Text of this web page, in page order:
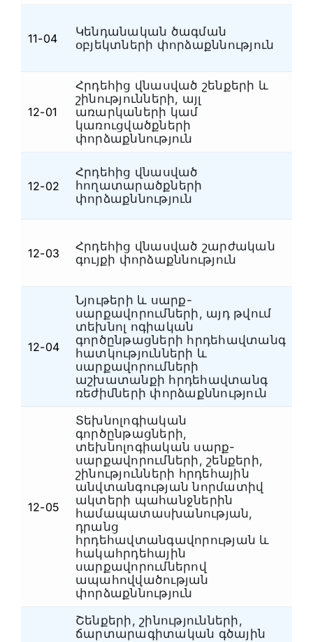
11-04
Կենդանական ծագման
օբյեկտների փորձաքննություն
12-01
Հրդեհից վնասված շենքերի և
շինությունների, այլ
առարկաների կամ
կառուցվածքների
փորձաքննություն
12-02
Հրդեհից վնասված
հողատարածքների
փորձաքննություն
12-03
Հրդեհից վնասված շարժական
գույքի փորձաքննություն
12-04
Նյութերի և սարք-
սարքավորումների, այդ թվում
տեխնոլ ոգիական
գործընթացների հրդեհավտանգ
հատկությունների և
սարքավորումների
աշխատանքի հրդեհավտանգ
ռեժիմների փորձաքննություն
12-05
Տեխնոլոգիական
գործընթացների,
տեխնոլոգիական սարք-
սարքավորումների, շենքերի,
շինությունների հրդեհային
անվտանգության նորմատիվ
ակտերի պահանջներին
համապատասխանության,
դրանց
հրդեհավտանգավորության և
հակահրդեհային
սարքավորումներով
ապահովվածության
փորձաքննություն
Շենքերի, շինությունների,
ճարտարագիտական գծային